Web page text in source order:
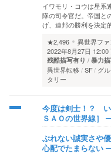
イワモリ・コウは星系
隊の司令官だ。帝国と
げ、連邦の勝利を決定
★2,496
異世界フ
2022年8月27日 12:00
残酷描写有り 暴力
異世界転移 SF グ
タリー
今度は剣士！？ い
ＳＡＯの世界線］
ぶれない誠実さや
心配でたまらない